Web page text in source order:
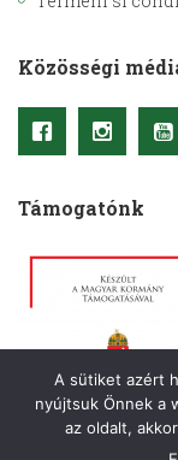
Közösségi
Támogatónk
A sütiket azért
nyújtsuk Önnek a
az oldalt,